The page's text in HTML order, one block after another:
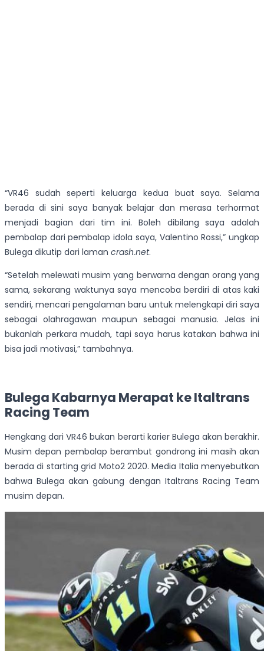
“VR46 sudah seperti keluarga kedua buat saya. Selama
berada di sini saya banyak belajar dan merasa terhormat
menjadi bagian dari tim ini. Boleh dibilang saya adalah
pembalap dari pembalap idola saya, Valentino Rossi,” ungkap
Bulega dikutip dari laman crash.net.
“Setelah melewati musim yang berwarna dengan orang yang
sama, sekarang waktunya saya mencoba berdiri di atas kaki
sendiri, mencari pengalaman baru untuk melengkapi diri saya
sebagai olahragawan maupun sebagai manusia. Jelas ini
bukanlah perkara mudah, tapi saya harus katakan bahwa ini
bisa jadi motivasi,” tambahnya.
Bulega Kabarnya Merapat ke Italtrans
Racing Team
Hengkang dari VR46 bukan berarti karier Bulega akan berakhir.
Musim depan pembalap berambut gondrong ini masih akan
berada di starting grid Moto2 2020. Media Italia menyebutkan
bahwa Bulega akan gabung dengan Italtrans Racing Team
musim depan.